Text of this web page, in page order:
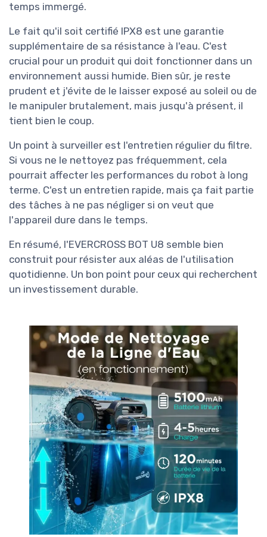
temps immergé.
Le fait qu'il soit certifié IPX8 est une garantie
supplémentaire de sa résistance à l'eau. C'est
crucial pour un produit qui doit fonctionner dans un
environnement aussi humide. Bien sûr, je reste
prudent et j'évite de le laisser exposé au soleil ou de
le manipuler brutalement, mais jusqu'à présent, il
tient bien le coup.
Un point à surveiller est l'entretien régulier du filtre.
Si vous ne le nettoyez pas fréquemment, cela
pourrait affecter les performances du robot à long
terme. C'est un entretien rapide, mais ça fait partie
des tâches à ne pas négliger si on veut que
l'appareil dure dans le temps.
En résumé, l'EVERCROSS BOT U8 semble bien
construit pour résister aux aléas de l'utilisation
quotidienne. Un bon point pour ceux qui recherchent
un investissement durable.